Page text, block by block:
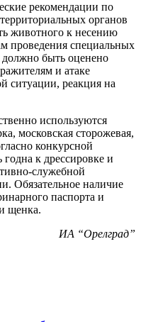
рекомендации по
органов
животного к несению
проведения специальных
должно быть оценено
и атаке
ситуации, реакция на
используются
московская сторожевая,
конкурсной
к дрессировке и
служебной
Обязательное наличие
паспорта и
щенка.
ИА “Орелград”